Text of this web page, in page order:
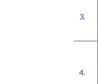
3.
4.